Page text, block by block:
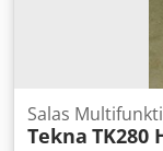
Salas
Tekna TK280